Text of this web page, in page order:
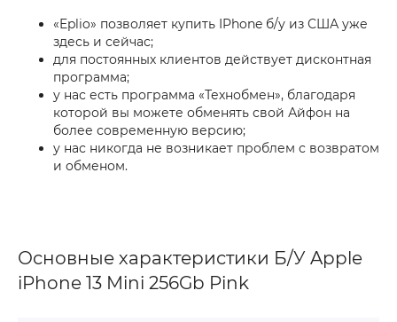
«Eplio» позволяет купить IPhone б/у из США уже
здесь и сейчас;
для постоянных клиентов действует дисконтная
программа;
у нас есть программа «Технобмен», благодаря
которой вы можете обменять свой Айфон на
более современную версию;
у нас никогда не возникает проблем с возвратом
и обменом.
Основные характеристики Б/У Apple
iPhone 13 Mini 256Gb Pink